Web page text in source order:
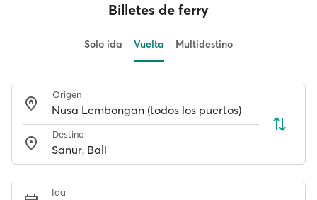
Billetes de ferry
Solo ida Vuelta Multidestino
Origen
Destino
Ida